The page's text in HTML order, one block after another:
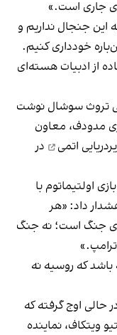
جاری است.»
این جنجال نداریم و
خودداری کنیم.
از ادبیات هسته‌ای
تروث سوشال نوشت
مدودف، معاون
اتمی
در
اولتیماتوم با
داد: «هر
جنگ است؛ نه جنگ
باشد که روسیه نه
اوج گرفته که
ویتکاف، نماینده